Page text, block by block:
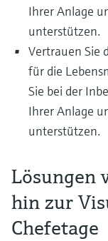
Ihrer Anlage
unterstützen.
Vertrauen Sie
für die
Sie bei der
Ihrer Anlage
unterstützen.
Lösungen
hin zur
Chefetage